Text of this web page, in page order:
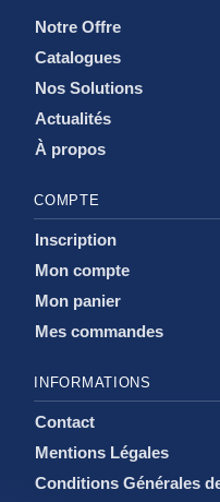
INFORMATIONS
Contact
Mentions Légales
Conditions Générales
Notre Offre
Catalogues
Nos Solutions
Actualités
À propos
COMPTE
Inscription
Mon compte
Mon panier
Mes commandes